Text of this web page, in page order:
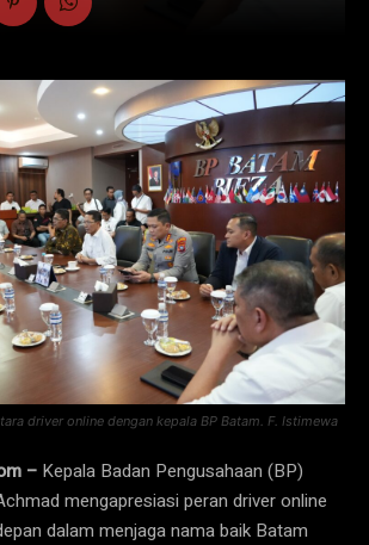
driver online dengan kepala BP Batam. F. Istimewa
– Kepala Badan Pengusahaan (BP)
mengapresiasi peran driver online
dalam menjaga nama baik Batam